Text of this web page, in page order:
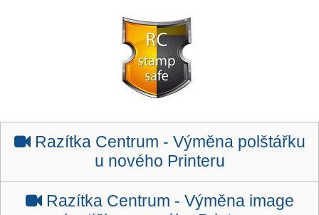
Razítka Centrum - Výměna polštářku
u nového Printeru
Razítka Centrum - Výměna image